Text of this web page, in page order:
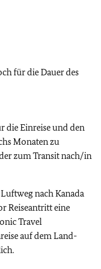
für die Dauer des
die Einreise und den
Monaten zu
zum Transit nach/in
nach Kanada
Reiseantritt eine
Travel
auf dem Land-